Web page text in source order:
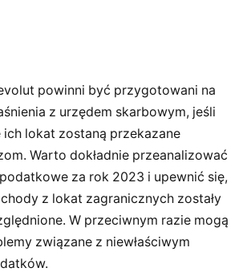
powinni być przygotowani na
z urzędem skarbowym, jeśli
lokat zostaną przekazane
Warto dokładnie przeanalizować
za rok 2023 i upewnić się,
z lokat zagranicznych zostały
W przeciwnym razie mogą
związane z niewłaściwym